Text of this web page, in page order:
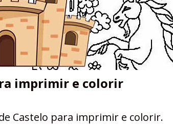
imprimir e colorir
Castelo para imprimir e colorir.